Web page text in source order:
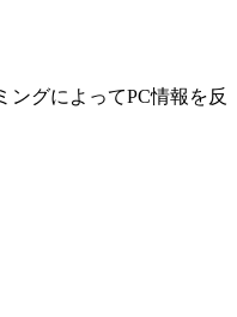
グによってPC情報を反